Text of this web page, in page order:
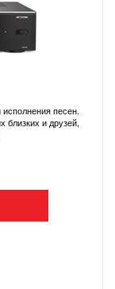
песен.
близких и друзей,